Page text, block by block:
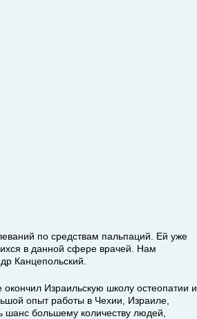
по средствам пальпаций. Ей уже
в данной сфере врачей. Нам
Канцепольский.
Израильскую школу остеопатии и
опыт работы в Чехии, Израиле,
шанс большему количеству людей,